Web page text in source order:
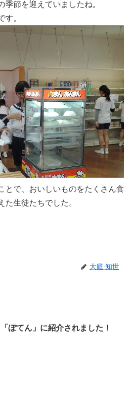
季節を迎えていましたね。
す。
とで、おいしいものをたくさん食
た生徒たちでした。
大庭 知世
「ぽてん」に紹介されました！